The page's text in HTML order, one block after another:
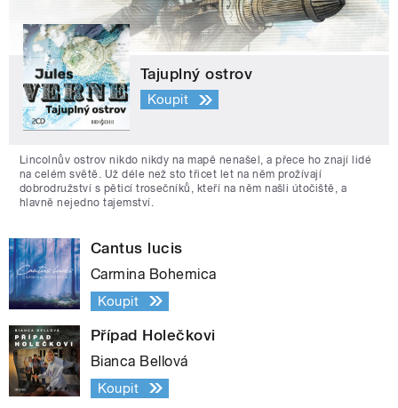
Tajuplný ostrov
Koupit
Lincolnův ostrov nikdo nikdy na mapě nenašel, a přece ho znají lidé
na celém světě. Už déle než sto třicet let na něm prožívají
dobrodružství s pěticí trosečníků, kteří na něm našli útočiště, a
hlavně nejedno tajemství.
Cantus lucis
Carmina Bohemica
Koupit
Případ Holečkovi
Bianca Bellová
Koupit